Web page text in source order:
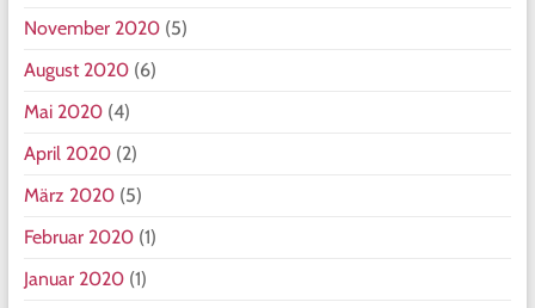
November 2020(5)
August 2020(6)
Mai 2020(4)
April 2020(2)
März 2020(5)
Februar 2020(1)
Januar 2020(1)